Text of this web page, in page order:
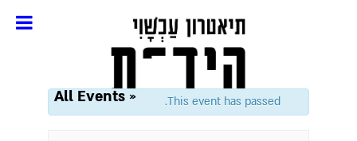
« All Events This event has passed.